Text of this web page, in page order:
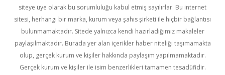
siteye üye olarak bu sorumluluğu kabul etmiş sayılırlar. Bu internet
sitesi, herhangi bir marka, kurum veya şahıs şirketi ile hiçbir bağlantısı
bulunmamaktadır. Sitede yalnızca kendi hazırladığımız makaleler
paylaşılmaktadır. Burada yer alan içerikler haber niteliği taşımamakta
olup, gerçek kurum ve kişiler hakkında paylaşım yapılmamaktadır.
Gerçek kurum ve kişiler ile isim benzerlikleri tamamen tesadüfidir.